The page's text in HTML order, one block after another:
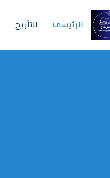
الرئیسی التأريخ